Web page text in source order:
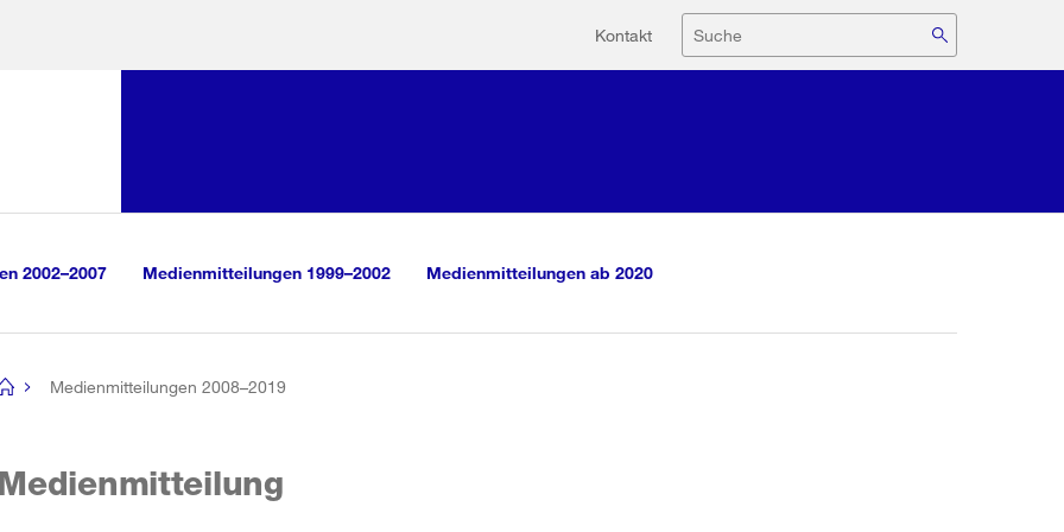
Hilfsnavigation
Kontakt Suche
2002–2007 Medienmitteilungen 1999–2002 Medienmitteilungen ab 2020
Medienmitteilungen 2008–2019